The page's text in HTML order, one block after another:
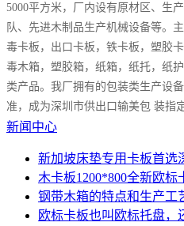
5000平方米，厂内设有原材区、生
队、先进木制品生产机械设备等。
毒卡板，出口卡板，铁卡板，塑胶
毒木箱，塑胶箱，纸箱，纸托，纸
类产品。我厂拥有的包装类生产设
准，成为深圳市供出口输美包 装指
新闻中心
新加坡床垫专用卡板首选
木卡板1200*800全新欧
钢带木箱的特点和生产工
欧标卡板也叫欧标托盘，